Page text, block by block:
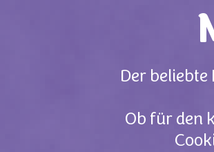
Der
Ob für den